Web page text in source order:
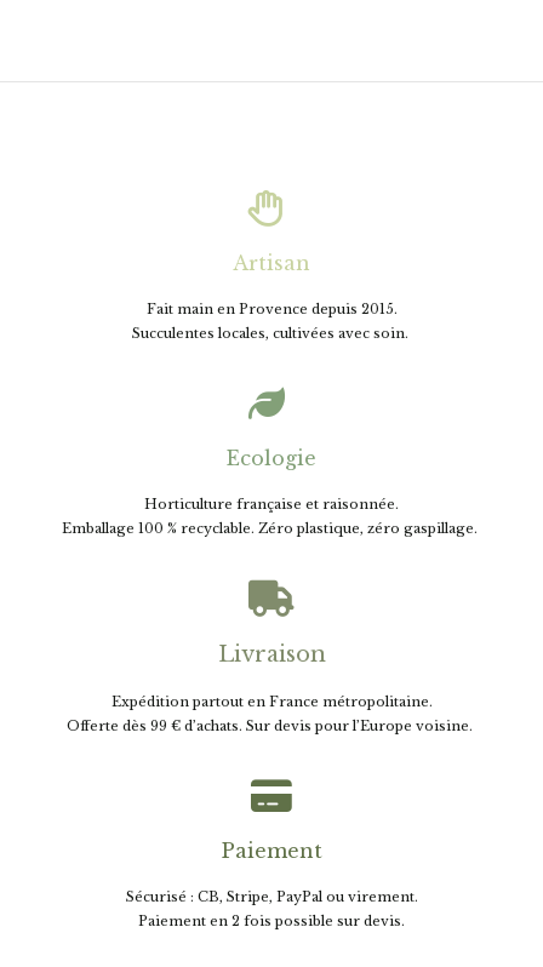

Artisan
Fait main en Provence depuis 2015.
Succulentes locales, cultivées avec soin.

Ecologie
Horticulture française et raisonnée.
Emballage 100 % recyclable. Zéro plastique, zéro gaspillage.

Livraison
Expédition partout en France métropolitaine.
Offerte dès 99 € d’achats. Sur devis pour l’Europe voisine.

Paiement
Sécurisé : CB, Stripe, PayPal ou virement.
Paiement en 2 fois possible sur devis.